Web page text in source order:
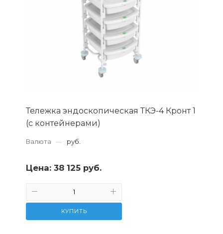
Тележка эндоскопическая ТКЭ-4 Кронт 1
(с контейнерами)
Валюта — руб.
Цена: 38 125 руб.
КУПИТЬ